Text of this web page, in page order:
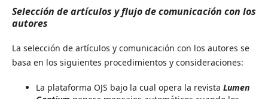
Selección de artículos y flujo de comunicación con los
autores
La selección de artículos y comunicación con los autores se
basa en los siguientes procedimientos y consideraciones:
La plataforma OJS bajo la cual opera la revista Lumen